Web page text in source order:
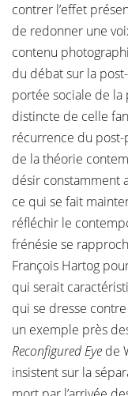
contrer l’effet
de redonner une
contenu
du débat sur la
portée sociale de la
distincte de celle
récurrence du
de la théorie
désir constamment
ce qui se fait
réfléchir le
frénésie se
François Hartog
qui serait
qui se dresse
un exemple près
Reconfigured Eye de
insistent sur la